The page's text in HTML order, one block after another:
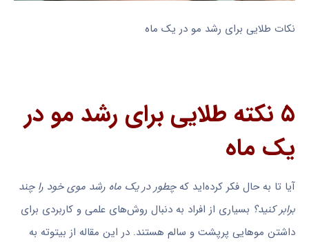
نکات طلایی برای رشد مو در یک ماه
۵ نکته طلایی برای رشد مو در
یک ماه
آیا تا به حال فکر کرده‌اید کهچطور در یک ماه رشد موی خود را چند
برابر کنید؟ بسیاری از افراد به دنبال روش‌های علمی و کاربردی برای
داشتن موهایی پرپشت و سالم هستند. در این مقاله از بیتوته به